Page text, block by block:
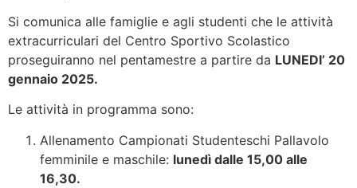
Si comunica alle famiglie e agli studenti che le attività
extracurriculari del Centro Sportivo Scolastico
proseguiranno nel pentamestre a partire da LUNEDI’ 20
gennaio 2025.
Le attività in programma sono:
Allenamento Campionati Studenteschi Pallavolo
femminile e maschile: lunedì dalle 15,00 alle
16,30.